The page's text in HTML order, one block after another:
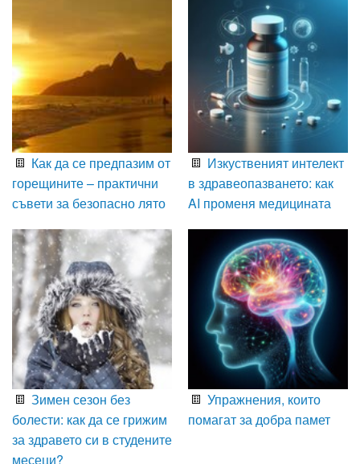
Как да се предпазим от
горещините – практични
съвети за безопасно лято
Изкуственият интелект
в здравеопазването: как
AI променя медицината
Зимен сезон без
болести: как да се грижим
за здравето си в студените
месеци?
Упражнения, които
помагат за добра памет